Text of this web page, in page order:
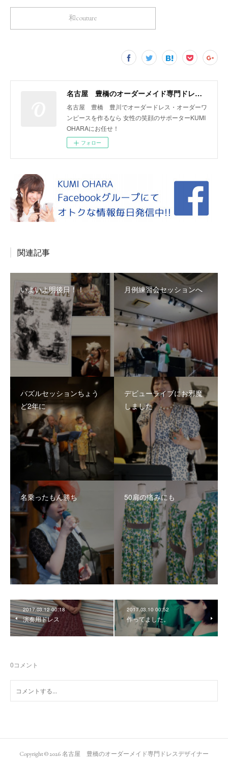
和couture
名古屋 豊橋のオーダーメイド専門ドレスデザイナー KUMI OHARA
名古屋 豊橋 豊川でオーダードレス・オーダーワ
ンピースを作るなら 女性の笑顔のサポーターKUMI
OHARAにお任せ！
フォロー
関連記事
いよいよ明後日！！ 月例練習会セッションへ
バズルセッションちょう
ど2年に
デビューライブにお邪魔
しました
名乗ったもん勝ち 50肩の痛みにも
2017.03.12 00:18
演奏用ドレス
2017.03.10 00:52
作ってました。
0コメント
Copyright ©2026名古屋 豊橋のオーダーメイド専門ドレスデザイナー